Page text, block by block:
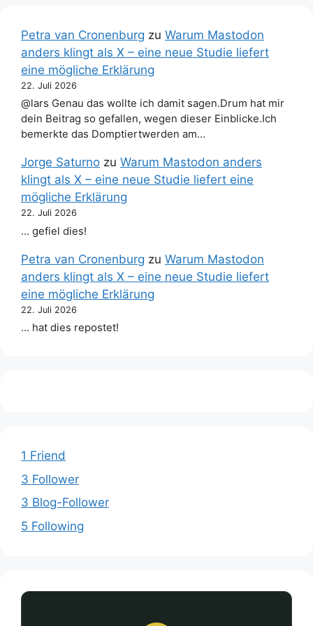
Petra van Cronenburg zu Warum Mastodon
anders klingt als X – eine neue Studie liefert
eine mögliche Erklärung
22. Juli 2026
@lars Genau das wollte ich damit sagen.Drum hat mir
dein Beitrag so gefallen, wegen dieser Einblicke.Ich
bemerkte das Domptiertwerden am…
Jorge Saturno zu Warum Mastodon anders
klingt als X – eine neue Studie liefert eine
mögliche Erklärung
22. Juli 2026
… gefiel dies!
Petra van Cronenburg zu Warum Mastodon
anders klingt als X – eine neue Studie liefert
eine mögliche Erklärung
22. Juli 2026
… hat dies repostet!
1 Friend
3 Follower
3 Blog-Follower
5 Following